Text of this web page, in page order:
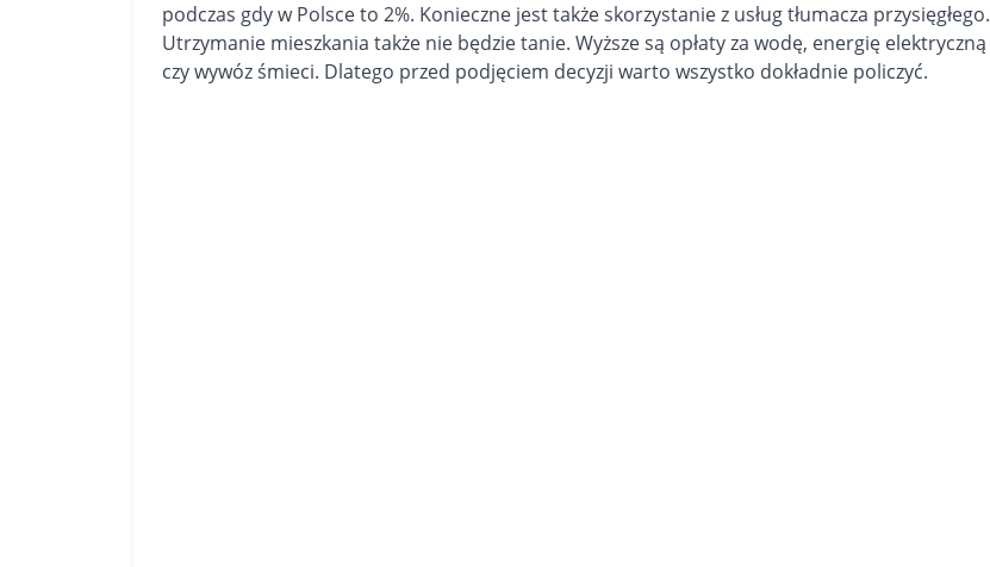
podczas gdy w Polsce to 2%. Konieczne jest także skorzystanie z usług tłumacza przysięgłego.
Utrzymanie mieszkania także nie będzie tanie. Wyższe są opłaty za wodę, energię elektryczną
czy wywóz śmieci. Dlatego przed podjęciem decyzji warto wszystko dokładnie policzyć.